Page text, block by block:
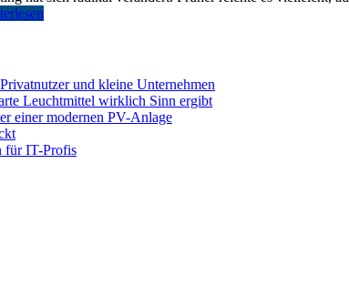
und kleine Unternehmen
Leuchtmittel wirklich Sinn ergibt
einer modernen PV-Anlage
für IT-Profis